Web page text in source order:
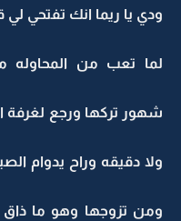
ودي يا ريما انك تفتحي
شهور تركها ورجع لغرفة
ولا دقيقه وراح يدوام
ومن تزوجها وهو ما ذاق